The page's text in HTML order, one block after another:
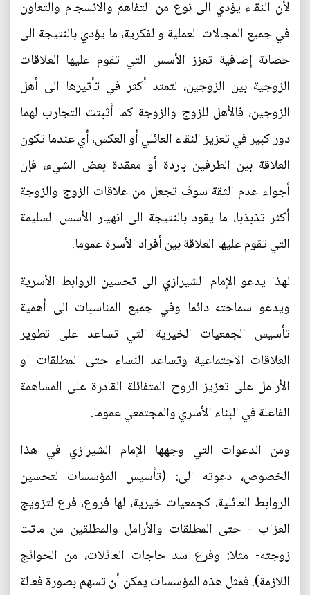
لأن النقاء يؤدي الى نوع من التفاهم والانسجام والتعاون
في جميع المجالات العملية والفكرية، ما يؤدي بالنتيجة الى
حصانة إضافية تعزز الأسس التي تقوم عليها العلاقات
الزوجية بين الزوجين، لتمتد أكثر في تأثيرها الى أهل
الزوجين، فالأهل للزوج والزوجة كما أثبتت التجارب لهما
دور كبير في تعزيز النقاء العائلي أو العكس، أي عندما تكون
العلاقة بين الطرفين باردة أو معقدة بعض الشيء، فإن
أجواء عدم الثقة سوف تجعل من علاقات الزوج والزوجة
أكثر تذبذبا، ما يقود بالنتيجة الى انهيار الأسس السليمة
التي تقوم عليها العلاقة بين أفراد الأسرة عموما.
لهذا يدعو الإمام الشيرازي الى تحسين الروابط الأسرية
ويدعو سماحته دائما وفي جميع المناسبات الى أهمية
تأسيس الجمعيات الخيرية التي تساعد على تطوير
العلاقات الاجتماعية وتساعد النساء حتى المطلقات او
الأرامل على تعزيز الروح المتفائلة القادرة على المساهمة
الفاعلة في البناء الأسري والمجتمعي عموما.
ومن الدعوات التي وجهها الإمام الشيرازي في هذا
الخصوص، دعوته الى: (تأسيس المؤسسات لتحسين
الروابط العائلية، كجمعيات خيرية، لها فروع، فرع لتزويج
العزاب - حتى المطلقات والأرامل والمطلقين من ماتت
زوجته- مثلا: وفرع سد حاجات العائلات، من الحوائج
اللازمة). فمثل هذه المؤسسات يمكن أن تسهم بصورة فعالة